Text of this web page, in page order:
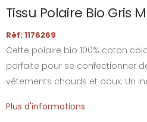
Tissu Polaire Bio Gris
Réf: 1176269
Cette polaire bio 100% coton
parfaite pour se confectionner
vêtements chauds et doux. Un
Plus d'informations